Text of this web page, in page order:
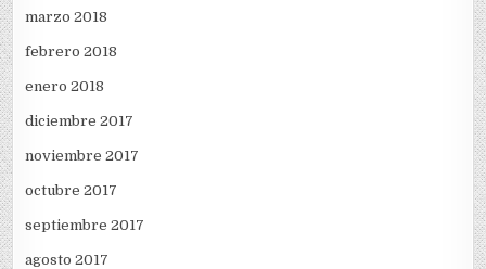
marzo 2018
febrero 2018
enero 2018
diciembre 2017
noviembre 2017
octubre 2017
septiembre 2017
agosto 2017